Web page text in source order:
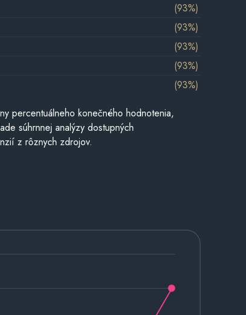
(93%)
(93%)
(93%)
(93%)
(93%)
percentuálneho konečného hodnotenia,
súhrnnej analýzy dostupných
z rôznych zdrojov.